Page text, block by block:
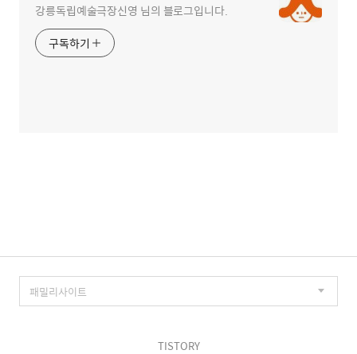
강릉독립예술극장신영 님의 블로그입니다.
구독하기
TISTORY